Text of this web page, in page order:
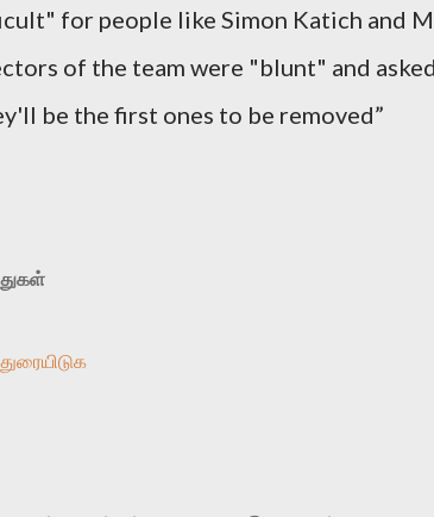
for people like Simon Katich and
of the team were "blunt" and
be the first ones to be removed”